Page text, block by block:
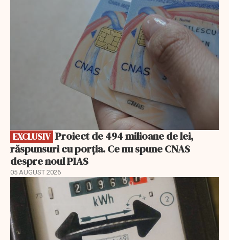
EXCLUSIV
răspunsuri cu porția. Ce nu spune CNAS
despre noul PIAS
05 AUGUST 2026